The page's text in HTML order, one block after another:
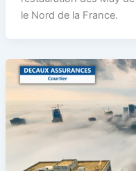
le Nord de la France.